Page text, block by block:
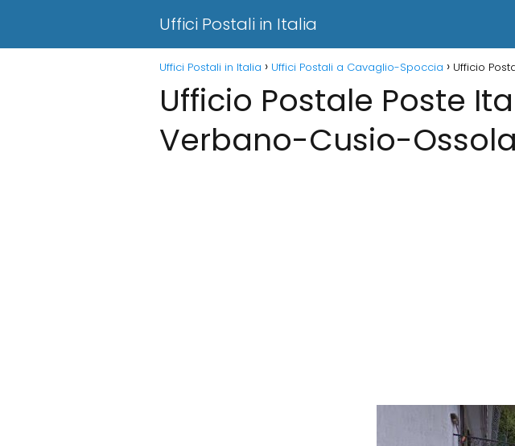
Uffici Postali in Italia
Uffici Postali in Italia Uffici Postali a Cavaglio-Spoccia Ufficio
Ufficio Postale Poste
Verbano-Cusio-